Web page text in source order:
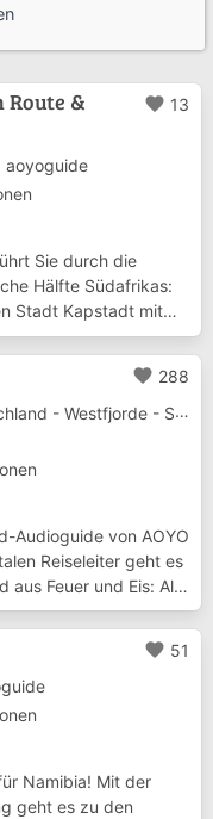
Route &
favorite 13
aoyoguide
Sie durch die
Hälfte Südafrikas:
Stadt Kapstadt mit
Stränden und dem
bis zur
von den weiten
favorite 288
Snæfellsnes - Reykjanes - Westmännerinseln
Audioguide von AOYO
Reiseleiter geht es
aus Feuer und Eis: Alle
Guide mit dabei!
Art, Island zu
favorite 51
Mit der
geht es zu den